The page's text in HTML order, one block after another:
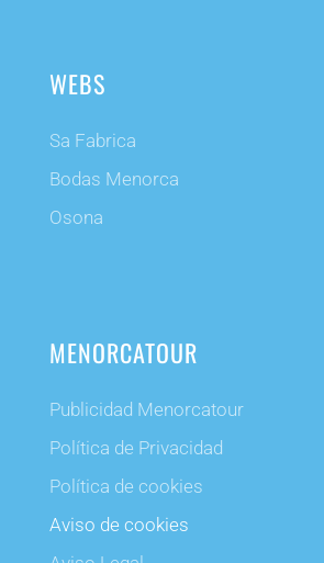
WEBS
Sa Fabrica
Bodas Menorca
Osona
MENORCATOUR
Publicidad Menorcatour
Política de Privacidad
Política de cookies
Aviso de cookies